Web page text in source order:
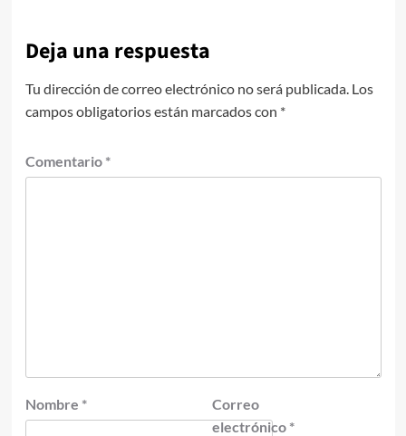
Deja una respuesta
Tu dirección de correo electrónico no será publicada. Los
campos obligatorios están marcados con *
Comentario *
Nombre *
Correo
electrónico *